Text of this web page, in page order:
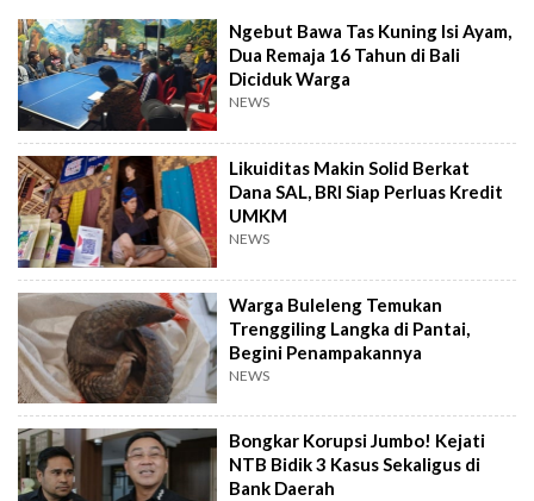
Ngebut Bawa Tas Kuning Isi Ayam,
Dua Remaja 16 Tahun di Bali
Diciduk Warga
NEWS
Likuiditas Makin Solid Berkat
Dana SAL, BRI Siap Perluas Kredit
UMKM
NEWS
Warga Buleleng Temukan
Trenggiling Langka di Pantai,
Begini Penampakannya
NEWS
Bongkar Korupsi Jumbo! Kejati
NTB Bidik 3 Kasus Sekaligus di
Bank Daerah